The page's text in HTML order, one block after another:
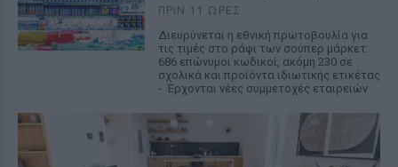
ΠΡΙΝ 11 ΏΡΕΣ
Διευρύνεται η εθνική πρωτοβουλία για
τις τιμές στο ράφι των σούπερ μάρκετ:
686 επώνυμοι κωδικοί, ακόμη 230 σε
σχολικά και προϊόντα ιδιωτικής ετικέτας
- Έρχονται νέες συμμετοχές εταιρειών